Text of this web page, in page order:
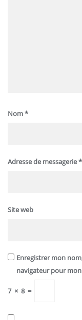
Nom*
Adresse de messagerie*
Site web
Enregistrer mon
navigateur pour
7 × 8 =